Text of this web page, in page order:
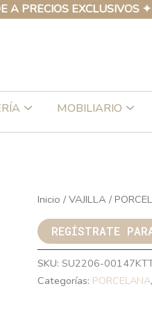
EXCLUSIVOS ✦
MOBILIARIO
Inicio / VAJILLA /
REGÍSTRATE
SKU: SU2206-
Categorías: PORCELANA,